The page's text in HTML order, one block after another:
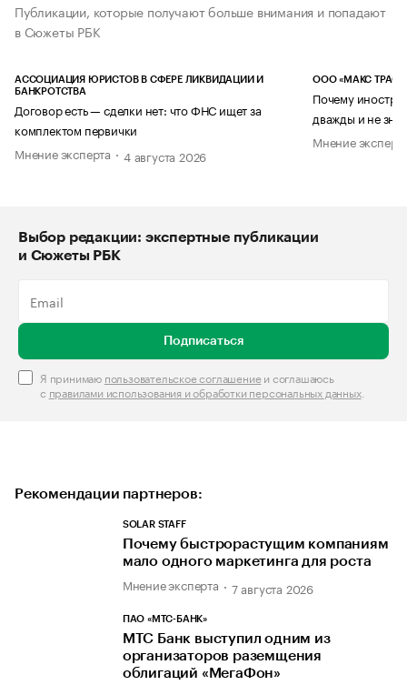
Публикации, которые получают больше внимания и попадают
в Сюжеты РБК
АССОЦИАЦИЯ ЮРИСТОВ В СФЕРЕ ЛИКВИДАЦИИ И
БАНКРОТСТВА
Договор есть — сделки нет: что ФНС ищет за
комплектом первички
Мнение эксперта
4 августа 2026
ООО «МАКС ТРАСТ»
Почему
дважды и не
Мнение
Выбор редакции: экспертные публикации
и Сюжеты РБК
Подписаться
Я принимаю пользовательское соглашениеи соглашаюсь
с правилами использования и обработки персональных данных.
Рекомендации партнеров:
SOLAR STAFF
Почему быстрорастущим компаниям
мало одного маркетинга для роста
Мнение эксперта 7 августа 2026
ПАО «МТС-БАНК»
МТС Банк выступил одним из
организаторов раземщения
облигаций «МегаФон»